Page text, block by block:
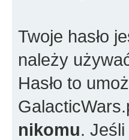
Twoje hasło
należy
Hasło to
nikomu.